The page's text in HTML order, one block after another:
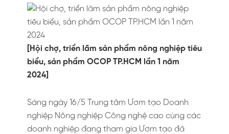
[Hội chợ, triển lãm sản phẩm nông nghiệp tiêu
biểu, sản phẩm OCOP TP.HCM lần 1 năm
2024]
Sáng ngày 16/5 Trung tâm Ươm tạo Doanh
nghiệp Nông nghiệp Công nghệ cao cùng các
doanh nghiệp đang tham gia Ươm tạo đã